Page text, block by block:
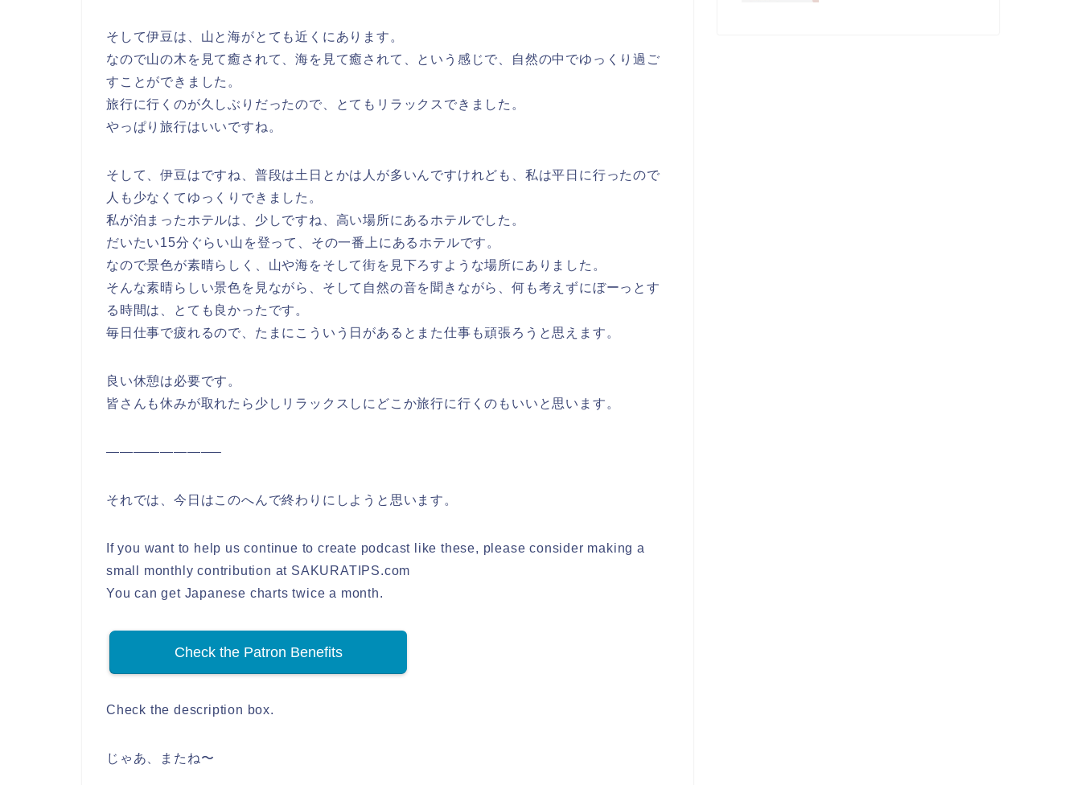
そして伊豆は、山と海がとても近くにあります。
なので山の木を見て癒されて、海を見て癒されて、という感じで、自然の中でゆっくり過ご
すことができました。
旅行に行くのが久しぶりだったので、とてもリラックスできました。
やっぱり旅行はいいですね。
そして、伊豆はですね、普段は土日とかは人が多いんですけれども、私は平日に行ったので
人も少なくてゆっくりできました。
私が泊まったホテルは、少しですね、高い場所にあるホテルでした。
だいたい15分ぐらい山を登って、その一番上にあるホテルです。
なので景色が素晴らしく、山や海をそして街を見下ろすような場所にありました。
そんな素晴らしい景色を見ながら、そして自然の音を聞きながら、何も考えずにぼーっとす
る時間は、とても良かったです。
毎日仕事で疲れるので、たまにこういう日があるとまた仕事も頑張ろうと思えます。
良い休憩は必要です。
皆さんも休みが取れたら少しリラックスしにどこか旅行に行くのもいいと思います。
————————–
それでは、今日はこのへんで終わりにしようと思います。
If you want to help us continue to create podcast like these, please consider making a
small monthly contribution at SAKURATIPS.com
You can get Japanese charts twice a month.
Check the Patron Benefits
Check the description box.
じゃあ、またね〜